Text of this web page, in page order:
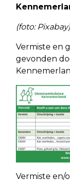
(foto: Pixabay)
Vermiste en
gevonden
Vermiste en/